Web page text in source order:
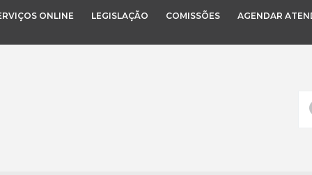
ONLINE LEGISLAÇÃO COMISSÕES AGENDAR